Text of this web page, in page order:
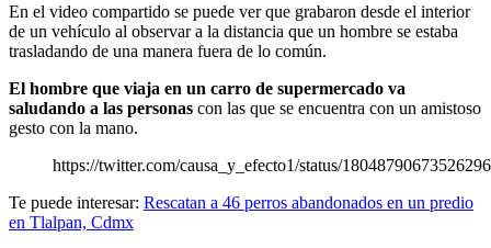
En el video compartido se puede ver que grabaron desde el interior
de un vehículo al observar a la distancia que un hombre se estaba
trasladando de una manera fuera de lo común.
El hombre que viaja en un carro de supermercado va
saludando a las personas con las que se encuentra con un amistoso
gesto con la mano.
https://twitter.com/causa_y_efecto1/status/
Te puede interesar: Rescatan a 46 perros abandonados en un predio
en Tlalpan, Cdmx